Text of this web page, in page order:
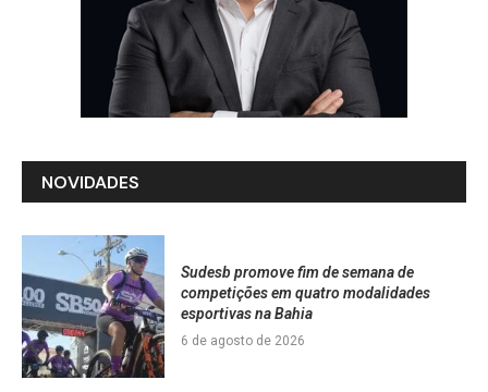
NOVIDADES
Sudesb promove fim de semana de
competições em quatro modalidades
esportivas na Bahia
6 de agosto de 2026